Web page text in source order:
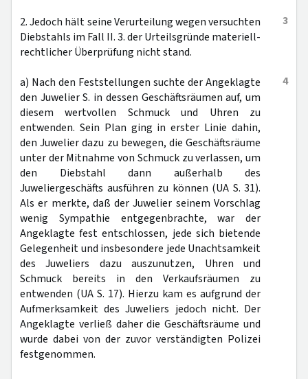
3
2. Jedoch hält seine Verurteilung wegen versuchten
Diebstahls im Fall II. 3. der Urteilsgründe materiell-
rechtlicher Überprüfung nicht stand.
4
a) Nach den Feststellungen suchte der Angeklagte
den Juwelier S. in dessen Geschäftsräumen auf, um
diesem wertvollen Schmuck und Uhren zu
entwenden. Sein Plan ging in erster Linie dahin,
den Juwelier dazu zu bewegen, die Geschäftsräume
unter der Mitnahme von Schmuck zu verlassen, um
den Diebstahl dann außerhalb des
Juweliergeschäfts ausführen zu können (UA S. 31).
Als er merkte, daß der Juwelier seinem Vorschlag
wenig Sympathie entgegenbrachte, war der
Angeklagte fest entschlossen, jede sich bietende
Gelegenheit und insbesondere jede Unachtsamkeit
des Juweliers dazu auszunutzen, Uhren und
Schmuck bereits in den Verkaufsräumen zu
entwenden (UA S. 17). Hierzu kam es aufgrund der
Aufmerksamkeit des Juweliers jedoch nicht. Der
Angeklagte verließ daher die Geschäftsräume und
wurde dabei von der zuvor verständigten Polizei
festgenommen.